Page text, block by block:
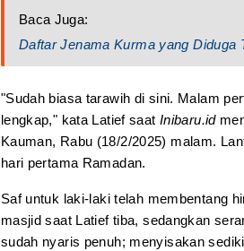
Baca Juga:
Daftar Jenama Kurma yang Diduga
"Sudah biasa tarawih di sini. Malam
lengkap," kata Latief saat Inibaru.id
Kauman, Rabu (18/2/2025) malam.
hari pertama Ramadan.
Saf untuk laki-laki telah membentang
masjid saat Latief tiba, sedangkan
sudah nyaris penuh; menyisakan